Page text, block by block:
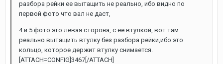
разбора рейки ее вытащить не реально, ибо видно по
первой фото что вал не даст,
4 и 5 фото это левая сторона, с ее втулкой, вот там
реально вытащить втулку без разбора рейки,ибо это
кольцо, которое держит втулку снимается.
[ATTACH=CONFIG]3467[/ATTACH]